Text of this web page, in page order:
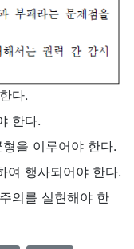
다.
한다.
을 이루어야 한다.
행사되어야 한다.
의를 실현해야 한